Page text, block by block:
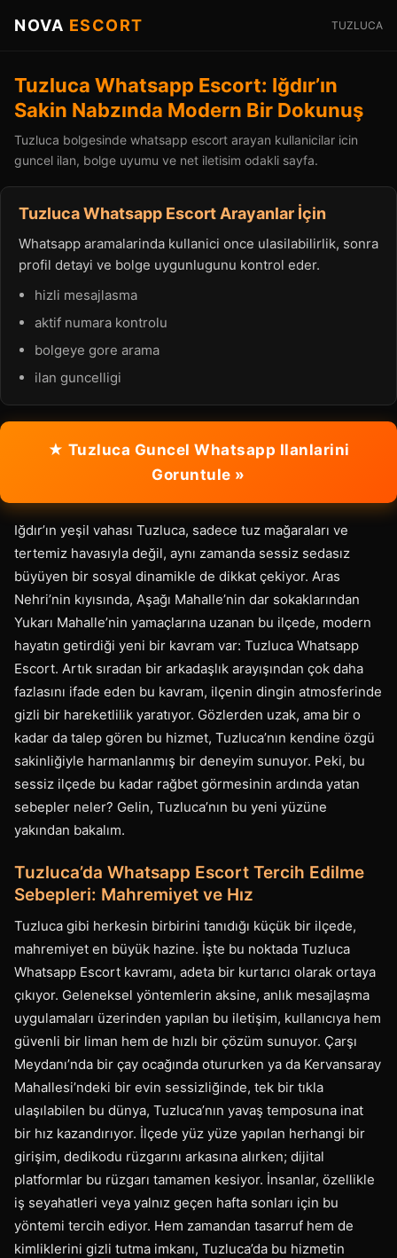
NOVA ESCORT TUZLUCA
Tuzluca Whatsapp Escort: Iğdır’ın
Sakin Nabzında Modern Bir Dokunuş
Tuzluca bolgesinde whatsapp escort arayan kullanicilar icin
guncel ilan, bolge uyumu ve net iletisim odakli sayfa.
Tuzluca Whatsapp Escort Arayanlar İçin
Whatsapp aramalarinda kullanici once ulasilabilirlik, sonra
profil detayi ve bolge uygunlugunu kontrol eder.
hizli mesajlasma
aktif numara kontrolu
bolgeye gore arama
ilan guncelligi
★ Tuzluca Guncel Whatsapp Ilanlarini
Goruntule »
Iğdır’ın yeşil vahası Tuzluca, sadece tuz mağaraları ve
tertemiz havasıyla değil, aynı zamanda sessiz sedasız
büyüyen bir sosyal dinamikle de dikkat çekiyor. Aras
Nehri’nin kıyısında, Aşağı Mahalle’nin dar sokaklarından
Yukarı Mahalle’nin yamaçlarına uzanan bu ilçede, modern
hayatın getirdiği yeni bir kavram var: Tuzluca Whatsapp
Escort. Artık sıradan bir arkadaşlık arayışından çok daha
fazlasını ifade eden bu kavram, ilçenin dingin atmosferinde
gizli bir hareketlilik yaratıyor. Gözlerden uzak, ama bir o
kadar da talep gören bu hizmet, Tuzluca’nın kendine özgü
sakinliğiyle harmanlanmış bir deneyim sunuyor. Peki, bu
sessiz ilçede bu kadar rağbet görmesinin ardında yatan
sebepler neler? Gelin, Tuzluca’nın bu yeni yüzüne
yakından bakalım.
Tuzluca’da Whatsapp Escort Tercih Edilme
Sebepleri: Mahremiyet ve Hız
Tuzluca gibi herkesin birbirini tanıdığı küçük bir ilçede,
mahremiyet en büyük hazine. İşte bu noktada Tuzluca
Whatsapp Escort kavramı, adeta bir kurtarıcı olarak ortaya
çıkıyor. Geleneksel yöntemlerin aksine, anlık mesajlaşma
uygulamaları üzerinden yapılan bu iletişim, kullanıcıya hem
güvenli bir liman hem de hızlı bir çözüm sunuyor. Çarşı
Meydanı’nda bir çay ocağında otururken ya da Kervansaray
Mahallesi’ndeki bir evin sessizliğinde, tek bir tıkla
ulaşılabilen bu dünya, Tuzluca’nın yavaş temposuna inat
bir hız kazandırıyor. İlçede yüz yüze yapılan herhangi bir
girişim, dedikodu rüzgarını arkasına alırken; dijital
platformlar bu rüzgarı tamamen kesiyor. İnsanlar, özellikle
iş seyahatleri veya yalnız geçen hafta sonları için bu
yöntemi tercih ediyor. Hem zamandan tasarruf hem de
kimliklerini gizli tutma imkanı, Tuzluca’da bu hizmetin